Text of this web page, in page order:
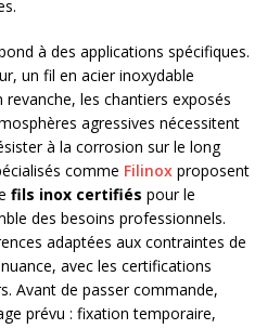
à des applications spécifiques.
un fil en acier inoxydable
les chantiers exposés
agressives nécessitent
à la corrosion sur le long
comme Filinox proposent
fils inox certifiés pour le
des besoins professionnels.
adaptées aux contraintes de
avec les certifications
Avant de passer commande,
prévu : fixation temporaire,